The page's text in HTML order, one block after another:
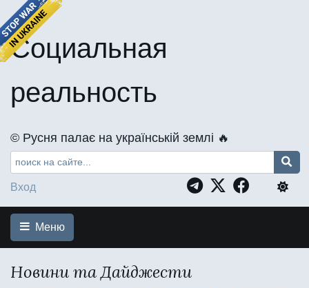
Социальная
реальность
©️ Русня палає на українській землі 🔥
Вход
Меню
Новини та Дайджести